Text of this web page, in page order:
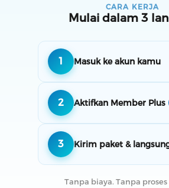
CARA KERJA
Mulai dalam 3
1 Masuk ke akun kamu
2 Aktifkan Member Plus
3 Kirim paket &
Tanpa biaya. Tanpa